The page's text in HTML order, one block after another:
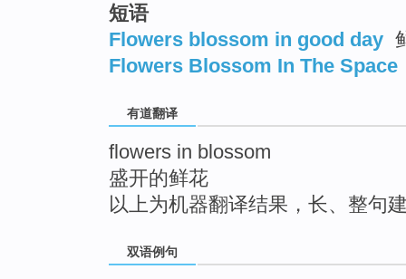
短语
Flowers blossom in good day
Flowers Blossom In The Space
有道翻译
flowers in blossom
盛开的鲜花
以上为机器翻译结果，长、整句
双语例句